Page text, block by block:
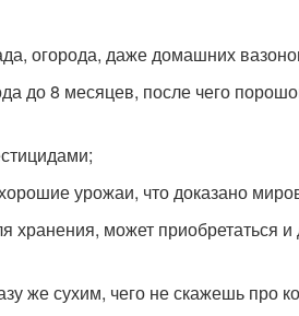
огорода, даже домашних
до 8 месяцев, после чего
урожаи, что доказано
может приобретаться
же сухим, чего не скажешь про